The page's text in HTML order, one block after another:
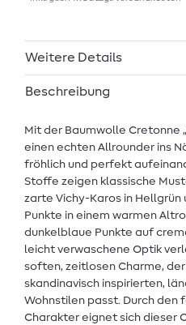
Weitere Details
Beschreibung
Mit der Baumwolle Cretonne
einen echten Allrounder ins
fröhlich und perfekt
Stoffe zeigen klassische
zarte Vichy-Karos in Hellgrün
Punkte in einem warmen
dunkelblaue Punkte auf
leicht verwaschene Optik
soften, zeitlosen Charme,
skandinavisch inspirierten,
Wohnstilen passt. Durch den
Charakter eignet sich dieser